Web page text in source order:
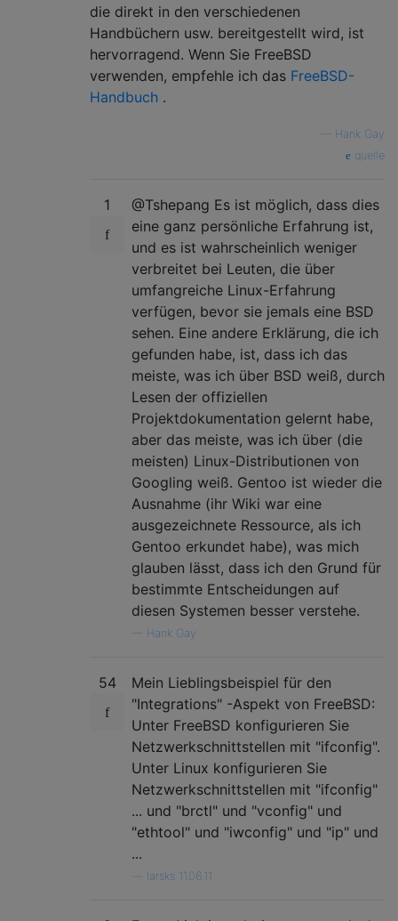
die direkt in den verschiedenen
Handbüchern usw. bereitgestellt wird, ist
hervorragend. Wenn Sie FreeBSD
verwenden, empfehle ich das FreeBSD-
Handbuch .
Hank Gay
quelle
1
@Tshepang Es ist möglich, dass dies
eine ganz persönliche Erfahrung ist,
und es ist wahrscheinlich weniger
verbreitet bei Leuten, die über
umfangreiche Linux-Erfahrung
verfügen, bevor sie jemals eine BSD
sehen. Eine andere Erklärung, die ich
gefunden habe, ist, dass ich das
meiste, was ich über BSD weiß, durch
Lesen der offiziellen
Projektdokumentation gelernt habe,
aber das meiste, was ich über (die
meisten) Linux-Distributionen von
Googling weiß. Gentoo ist wieder die
Ausnahme (ihr Wiki war eine
ausgezeichnete Ressource, als ich
Gentoo erkundet habe), was mich
glauben lässt, dass ich den Grund für
bestimmte Entscheidungen auf
diesen Systemen besser verstehe.
Hank Gay
54
Mein Lieblingsbeispiel für den
"Integrations" -Aspekt von FreeBSD:
Unter FreeBSD konfigurieren Sie
Netzwerkschnittstellen mit "ifconfig".
Unter Linux konfigurieren Sie
Netzwerkschnittstellen mit "ifconfig"
... und "brctl" und "vconfig" und
"ethtool" und "iwconfig" und "ip" und
...
larsks 11.06.11